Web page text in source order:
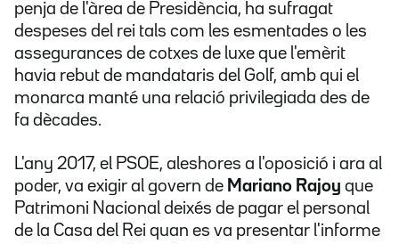
penja de l'àrea de Presidència, ha sufragat
despeses del rei tals com les esmentades o les
assegurances de cotxes de luxe que l'emèrit
havia rebut de mandataris del Golf, amb qui el
monarca manté una relació privilegiada des de
fa dècades.
L'any 2017, el PSOE, aleshores a l'oposició i ara al
poder, va exigir al govern de Mariano Rajoy que
Patrimoni Nacional deixés de pagar el personal
de la Casa del Rei quan es va presentar l'informe